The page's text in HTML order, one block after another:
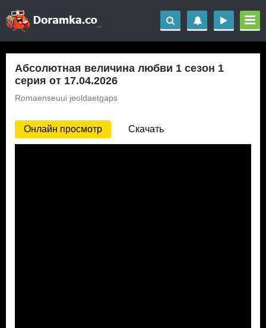
Абсолютная величина любви 1 сезон 1
серия от 17.04.2026
Romaenseuui jeoldaetgaps
Онлайн просмотр Скачать